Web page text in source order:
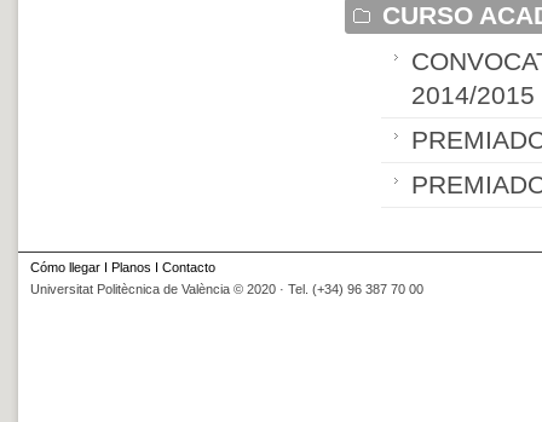
CURSO
2014/2015
Cómo llegar I Planos I Contacto
Universitat Politècnica de València © 2020 · Tel. (+34) 96 387 70 00